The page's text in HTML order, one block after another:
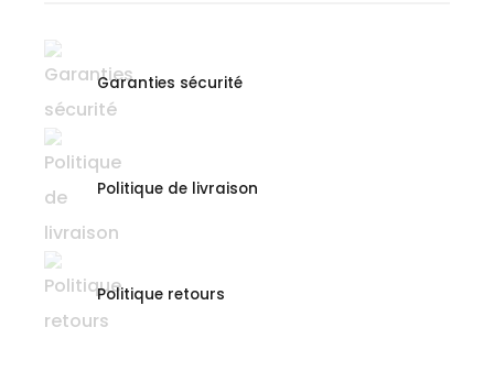
Garanties sécurité
Politique de livraison
Politique retours